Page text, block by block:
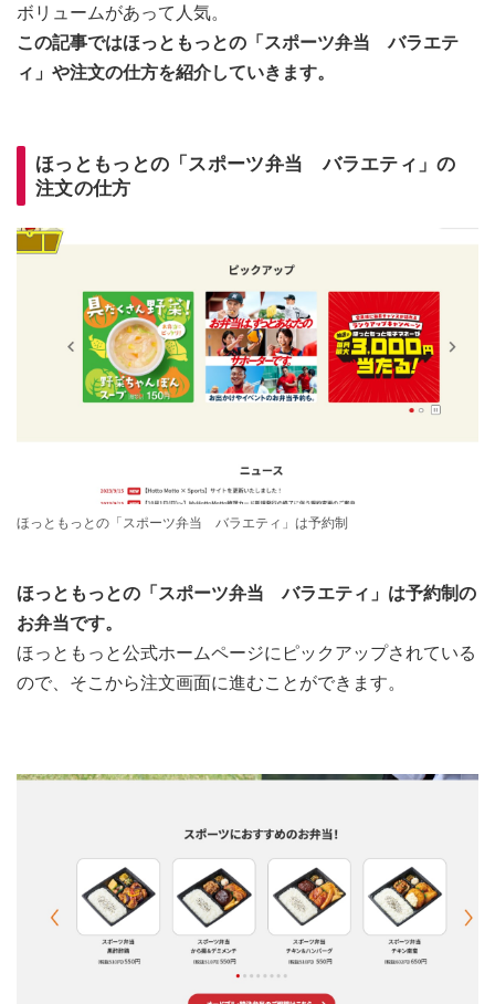
ボリュームがあって人気。
この記事ではほっともっとの「スポーツ弁当 バラエテ
ィ」や注文の仕方を紹介していきます。
ほっともっとの「スポーツ弁当 バラエティ」の
注文の仕方
ほっともっとの「スポーツ弁当 バラエティ」は予約制
ほっともっとの「スポーツ弁当 バラエティ」は予約制の
お弁当です。
ほっともっと公式ホームページにピックアップされている
ので、そこから注文画面に進むことができます。